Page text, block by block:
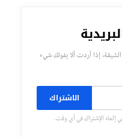
إذا أردت ألا يفوتك شيء
الاشتراك
إلغاء الإشتراك في أي وقت.